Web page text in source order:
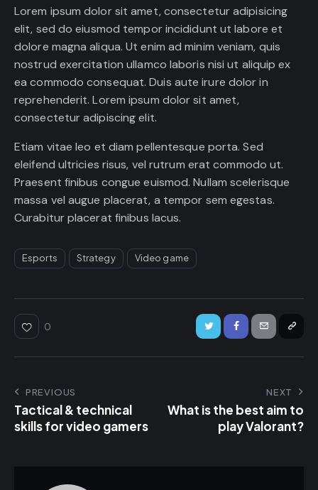
Lorem ipsum dolor sit amet, consectetur adipisicing
elit, sed do eiusmod tempor incididunt ut labore et
dolore magna aliqua. Ut enim ad minim veniam, quis
nostrud exercitation ullamco laboris nisi ut aliquip ex
ea commodo consequat. Duis aute irure dolor in
reprehenderit. Lorem ipsum dolor sit amet,
consectetur adipiscing elit.
Etiam vitae leo et diam pellentesque porta. Sed
eleifend ultricies risus, vel rutrum erat commodo ut.
Praesent finibus congue euismod. Nullam scelerisque
massa vel augue placerat, a tempor sem egestas.
Curabitur placerat finibus lacus.
Esports Strategy Video game
0
PREVIOUS
Tactical & technical
skills for video gamers
NEXT
What is the best aim to
play Valorant?